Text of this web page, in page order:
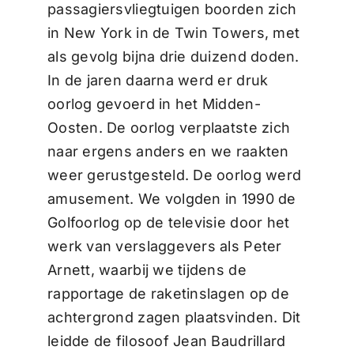
passagiersvliegtuigen boorden zich
in New York in de Twin Towers, met
als gevolg bijna drie duizend doden.
In de jaren daarna werd er druk
oorlog gevoerd in het Midden-
Oosten. De oorlog verplaatste zich
naar ergens anders en we raakten
weer gerustgesteld. De oorlog werd
amusement. We volgden in 1990 de
Golfoorlog op de televisie door het
werk van verslaggevers als Peter
Arnett, waarbij we tijdens de
rapportage de raketinslagen op de
achtergrond zagen plaatsvinden. Dit
leidde de filosoof Jean Baudrillard